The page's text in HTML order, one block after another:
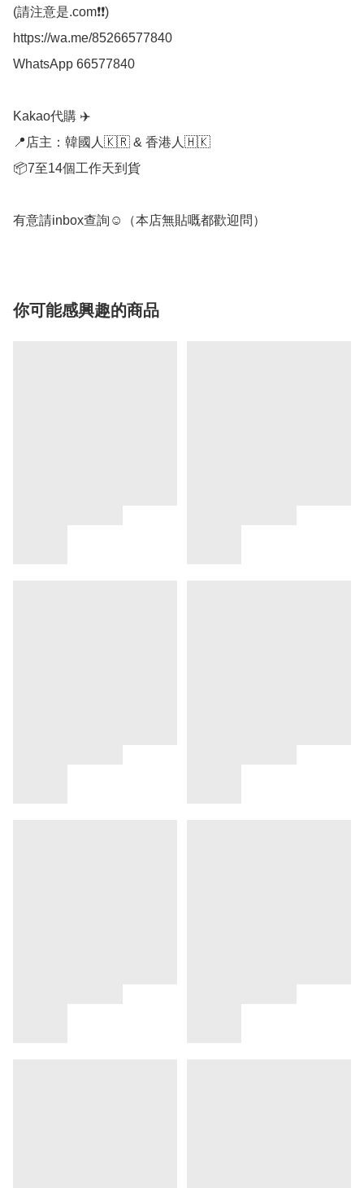
(請注意是.com❗❗)
https://wa.me/85266577840
WhatsApp 66577840
Kakao代購 ✈️
📍店主：韓國人🇰🇷 & 香港人🇭🇰
📦7至14個工作天到貨
有意請inbox查詢☺️（本店無貼嘅都歡迎問）
你可能感興趣的商品